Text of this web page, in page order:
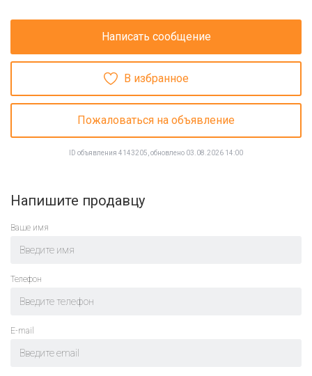
Написать сообщение
В избранное
Пожаловаться на объявление
ID объявления 4143205, обновлено 03.08.2026 14:00
Напишите продавцу
Ваше имя
Телефон
E-mail